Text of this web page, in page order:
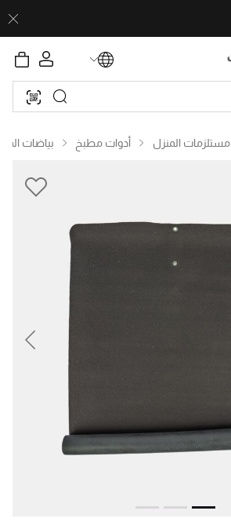
مستلزمات المنزل أدوات مطبخ بياضات